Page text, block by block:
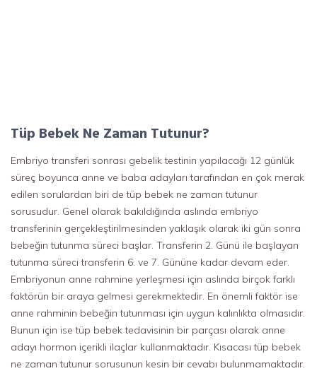
Tüp Bebek Ne Zaman Tutunur?
Embriyo transferi sonrası gebelik testinin yapılacağı 12 günlük
süreç boyunca anne ve baba adayları tarafından en çok merak
edilen sorulardan biri de tüp bebek ne zaman tutunur
sorusudur. Genel olarak bakıldığında aslında embriyo
transferinin gerçekleştirilmesinden yaklaşık olarak iki gün sonra
bebeğin tutunma süreci başlar. Transferin 2. Günü ile başlayan
tutunma süreci transferin 6. ve 7. Gününe kadar devam eder.
Embriyonun anne rahmine yerleşmesi için aslında birçok farklı
faktörün bir araya gelmesi gerekmektedir. En önemli faktör ise
anne rahminin bebeğin tutunması için uygun kalınlıkta olmasıdır.
Bunun için ise tüp bebek tedavisinin bir parçası olarak anne
adayı hormon içerikli ilaçlar kullanmaktadır. Kısacası tüp bebek
ne zaman tutunur sorusunun kesin bir cevabı bulunmamaktadır.